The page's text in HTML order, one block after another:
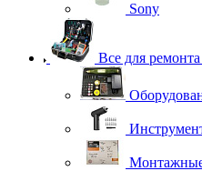
Sony
Все для